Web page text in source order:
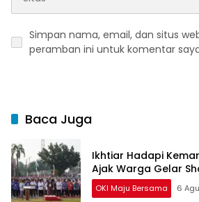
Simpan nama, email, dan situs
peramban ini untuk komentar
Baca Juga
Ikhtiar Hadapi
Ajak Warga Gelar
OKI Maju Bersama 6